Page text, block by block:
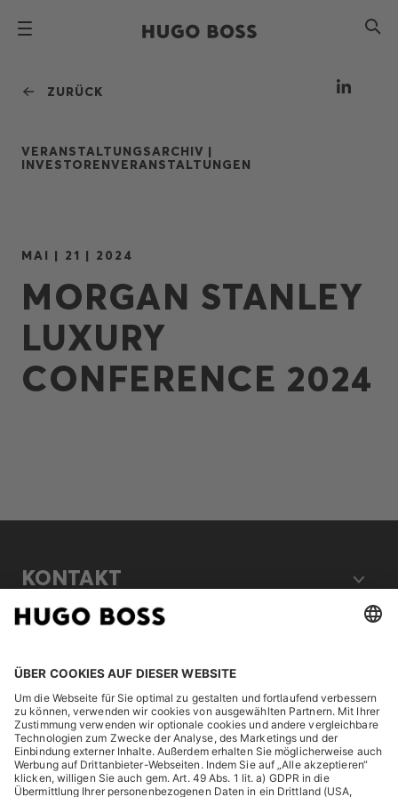
ZURÜCK
VERANSTALTUNGSARCHIV |
INVESTORENVERANSTALTUNGEN
MAI | 21 | 2024
MORGAN STANLEY
LUXURY
CONFERENCE 2024
KONTAKT
ENTDECKEN